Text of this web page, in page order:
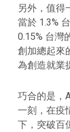
另外，值得
當於 1.3%
0.15% 台灣
創加總起來
為創造就業
巧合的是，
一刻，在疫
下，突破百